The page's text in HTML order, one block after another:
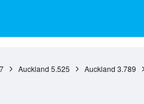
Auckland 5.525 Auckland 3.789